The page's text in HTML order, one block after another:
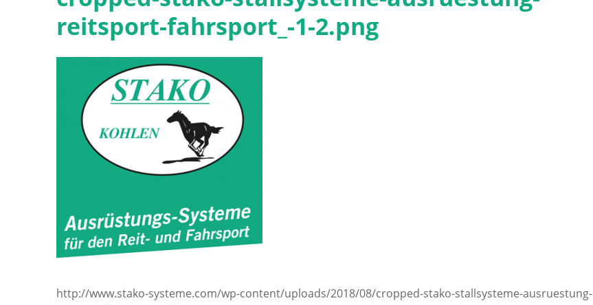
reitsport-fahrsport_-1-2.png
http://www.stako-systeme.com/wp-content/uploads/2018/08/cropped-stako-stallsysteme-ausruestung-